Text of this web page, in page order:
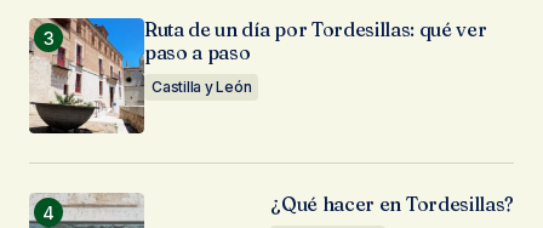
Ruta de un día por Tordesillas: qué ver
paso a paso
Castilla y León
¿Qué hacer en Tordesillas?